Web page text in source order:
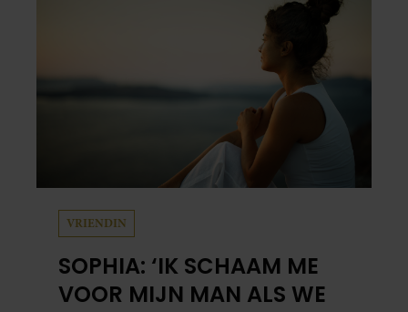
VRIENDIN
SOPHIA: ‘IK SCHAAM ME
VOOR MIJN MAN ALS WE